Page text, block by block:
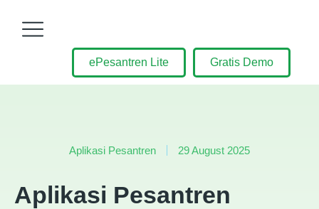
ePesantren Lite Gratis Demo
Aplikasi Pesantren 29 August 2025
Aplikasi Pesantren